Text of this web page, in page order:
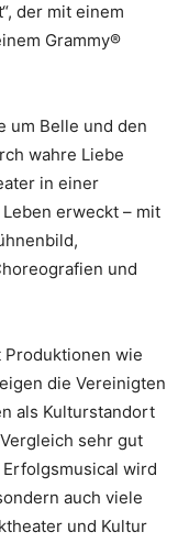
der mit einem
Grammy®
um Belle und den
wahre Liebe
in einer
erweckt – mit
und
Produktionen wie
die Vereinigten
als Kulturstandort
sehr gut
wird
auch viele
und Kultur